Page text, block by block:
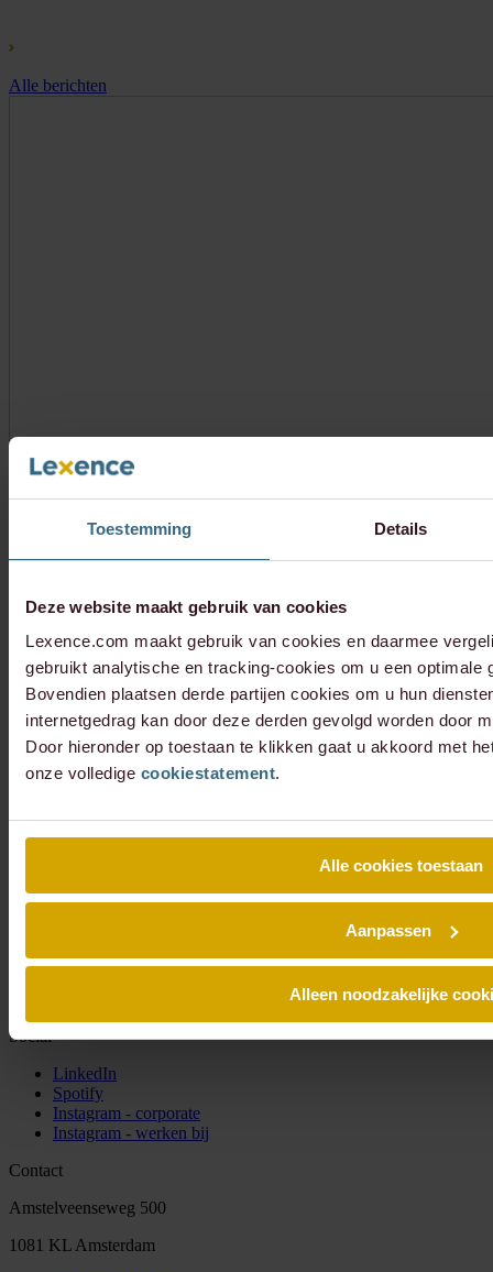
Toestemming Details
Deze website maakt gebruik van cookies
Lexence.com maakt gebruik van cookies en daarmee
gebruikt analytische en tracking-cookies om u een optimale
Bovendien plaatsen derde partijen cookies om u hun
internetgedrag kan door deze derden gevolgd worden door
Door hieronder op toestaan te klikken gaat u akkoord met
onze volledige cookiestatement.
Alle cookies toestaan
Aanpassen
Alleen noodzakelijke
Alle berichten
Social
LinkedIn
Spotify
Instagram - corporate
Instagram - werken bij
Contact
Amstelveenseweg 500
1081 KL Amsterdam